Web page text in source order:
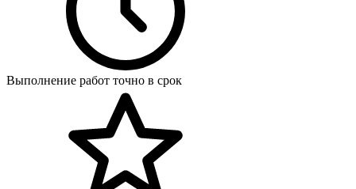
Выполнение работ точно в срок